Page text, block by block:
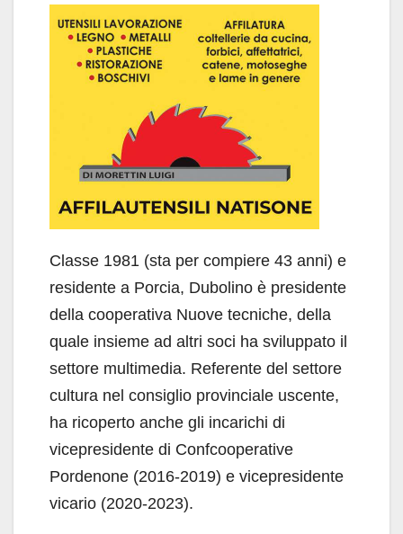
Classe 1981 (sta per compiere 43 anni) e
residente a Porcia, Dubolino è presidente
della cooperativa Nuove tecniche, della
quale insieme ad altri soci ha sviluppato il
settore multimedia. Referente del settore
cultura nel consiglio provinciale uscente,
ha ricoperto anche gli incarichi di
vicepresidente di Confcooperative
Pordenone (2016-2019) e vicepresidente
vicario (2020-2023).